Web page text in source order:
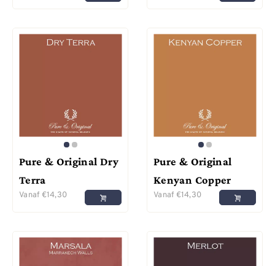
Pure & Original Dry
Terra
Vanaf €14,30
Pure & Original
Kenyan Copper
Vanaf €14,30